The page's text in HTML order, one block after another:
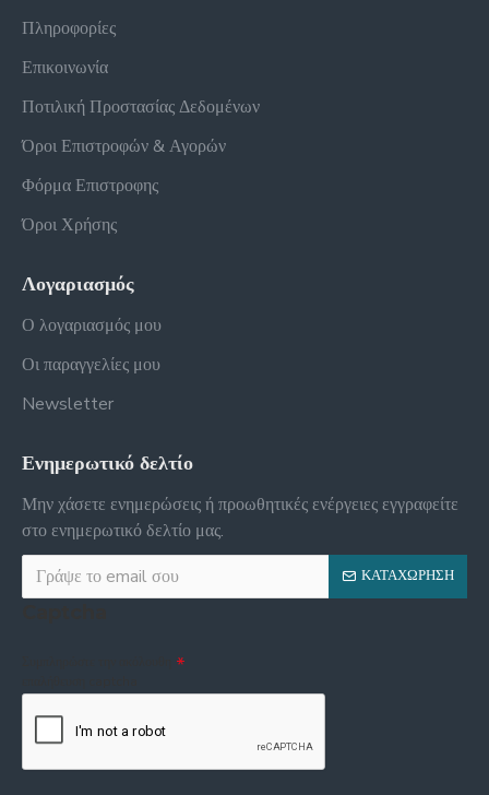
Πληροφορίες
Επικοινωνία
Ποτιλική Προστασίας Δεδομένων
Όροι Επιστροφών & Αγορών
Φόρμα Επιστροφης
Όροι Χρήσης
Λογαριασμός
Ο λογαριασμός μου
Οι παραγγελίες μου
Newsletter
Ενημερωτικό δελτίο
Μην χάσετε ενημερώσεις ή προωθητικές ενέργειες εγγραφείτε
στο ενημερωτικό δελτίο μας.
ΚΑΤΑΧΏΡΗΣΗ